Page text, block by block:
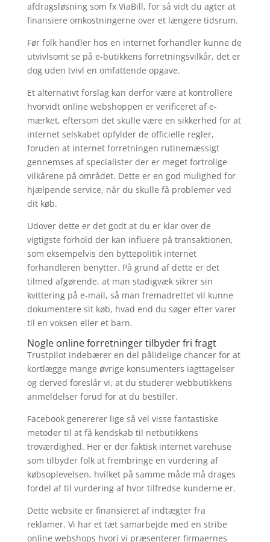
afdragsløsning som fx ViaBill, for så vidt du agter at
finansiere omkostningerne over et længere tidsrum.
Før folk handler hos en internet forhandler kunne de
utvivlsomt se på e-butikkens forretningsvilkår, det er
dog uden tvivl en omfattende opgave.
Et alternativt forslag kan derfor være at kontrollere
hvorvidt online webshoppen er verificeret af e-
mærket, eftersom det skulle være en sikkerhed for at
internet selskabet opfylder de officielle regler,
foruden at internet forretningen rutinemæssigt
gennemses af specialister der er meget fortrolige
vilkårene på området. Dette er en god mulighed for
hjælpende service, når du skulle få problemer ved
dit køb.
Udover dette er det godt at du er klar over de
vigtigste forhold der kan influere på transaktionen,
som eksempelvis den byttepolitik internet
forhandleren benytter. På grund af dette er det
tilmed afgørende, at man stadigvæk sikrer sin
kvittering på e-mail, så man fremadrettet vil kunne
dokumentere sit køb, hvad end du søger efter varer
til en voksen eller et barn.
Nogle online forretninger tilbyder fri fragt
Trustpilot indebærer en del pålidelige chancer for at
kortlægge mange øvrige konsumenters iagttagelser
og derved foreslår vi, at du studerer webbutikkens
anmeldelser forud for at du bestiller.
Facebook genererer lige så vel visse fantastiske
metoder til at få kendskab til netbutikkens
troværdighed. Her er der faktisk internet varehuse
som tilbyder folk at frembringe en vurdering af
købsoplevelsen, hvilket på samme måde må drages
fordel af til vurdering af hvor tilfredse kunderne er.
Dette website er finansieret af indtægter fra
reklamer. Vi har et tæt samarbejde med en stribe
online webshops hvori vi præsenterer firmaernes